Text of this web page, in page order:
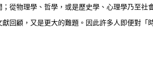
從物理學、哲學，或是歷史學、心理學乃至社
回顧，又是更大的難題。因此許多人即便對「